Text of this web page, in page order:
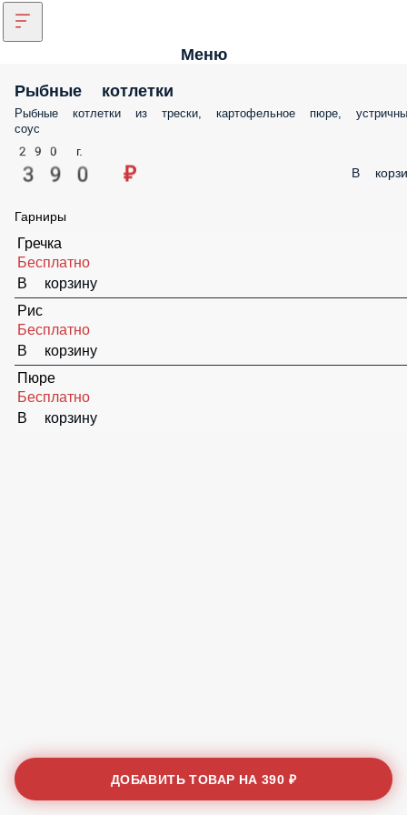
Меню
Рыбные котлетки
Рыбные котлетки из трески, картофельное пюре,
соус
290 г.
390 ₽ В
Гарниры
Гречка
Бесплатно
В корзину
Рис
Бесплатно
В корзину
Пюре
Бесплатно
ДОБАВИТЬ ТОВАР НА390 ₽